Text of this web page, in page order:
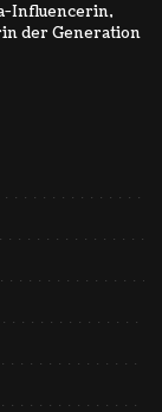
Influencerin,
der Generation